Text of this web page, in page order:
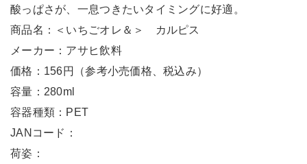
酸っぱさが、一息つきたいタイミングに好適。
商品名：＜いちごオレ＆＞ カルピス
メーカー：アサヒ飲料
価格：156円（参考小売価格、税込み）
容量：280ml
容器種類：PET
JANコード：
荷姿：